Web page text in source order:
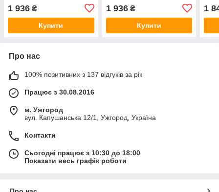
1 936 ₴
Купити
1 936₴
Купити
1
Про нас
100% позитивних з 137 відгуків за рік
Працює з 30.08.2016
м. Ужгород
вул. Капушанська 12/1, Ужгород, Україна
Контакти
Сьогодні працює з 10:30 до 18:00
Показати весь графік роботи